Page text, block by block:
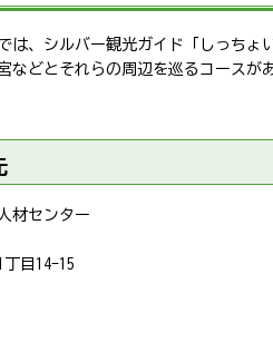
は、シルバー観光ガイド「しっちょ
などとそれらの周辺を巡るコースが
材センター
目14-15